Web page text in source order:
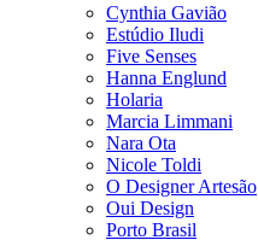
Cynthia Gavião
Estúdio Iludi
Five Senses
Hanna Englund
Holaria
Marcia Limmani
Nara Ota
Nicole Toldi
O Designer Artesão
Oui Design
Porto Brasil